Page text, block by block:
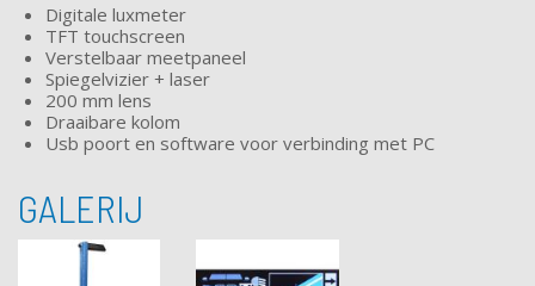
Digitale luxmeter
TFT touchscreen
Verstelbaar meetpaneel
Spiegelvizier + laser
200 mm lens
Draaibare kolom
Usb poort en software voor verbinding met PC
GALERIJ